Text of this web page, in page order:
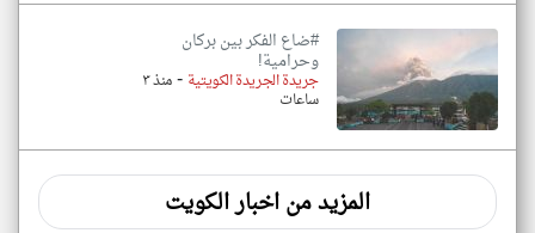
#ضاع الفكر بين بركان
وحرامية!
جريدة الجريدة الكويتية - منذ ٣
ساعات
المزيد من اخبار الكويت